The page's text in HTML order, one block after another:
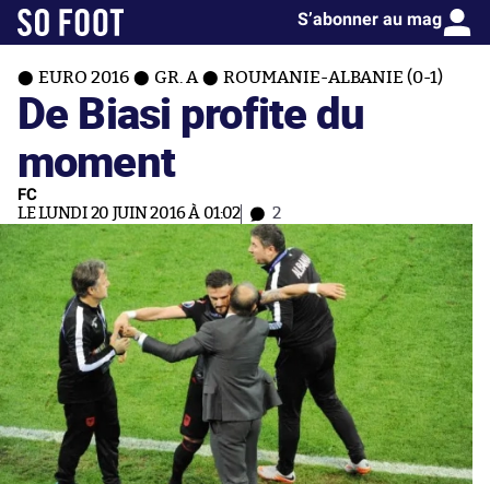
S’abonner au mag
EURO 2016 GR. A ROUMANIE-ALBANIE (0-1)
De Biasi profite du
moment
FC
LE LUNDI 20 JUIN 2016 À 01:02 2